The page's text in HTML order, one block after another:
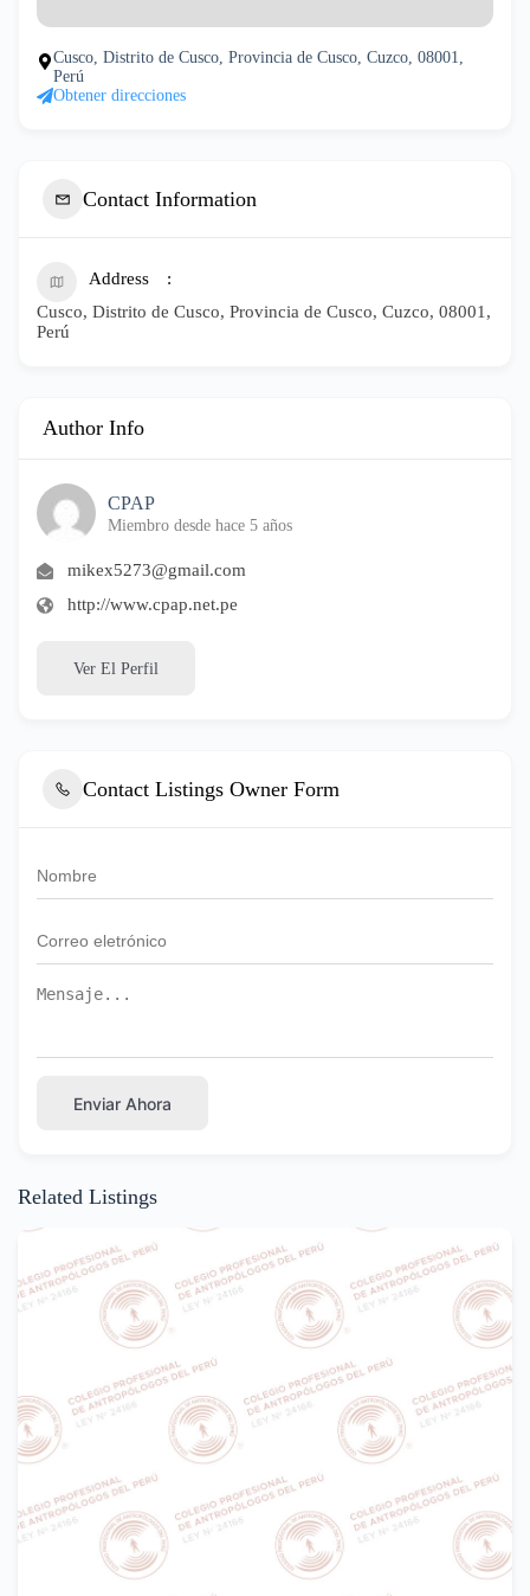
Cusco, Distrito de Cusco, Provincia de Cusco, Cuzco, 08001,
Perú
Obtener direcciones
Contact Information
Address
Cusco, Distrito de Cusco, Provincia de Cusco, Cuzco, 08001,
Perú
Author Info
CPAP
Miembro desde hace 5 años
mikex5273@gmail.com
http://www.cpap.net.pe
Ver El Perfil
Contact Listings Owner Form
Enviar Ahora
Related Listings